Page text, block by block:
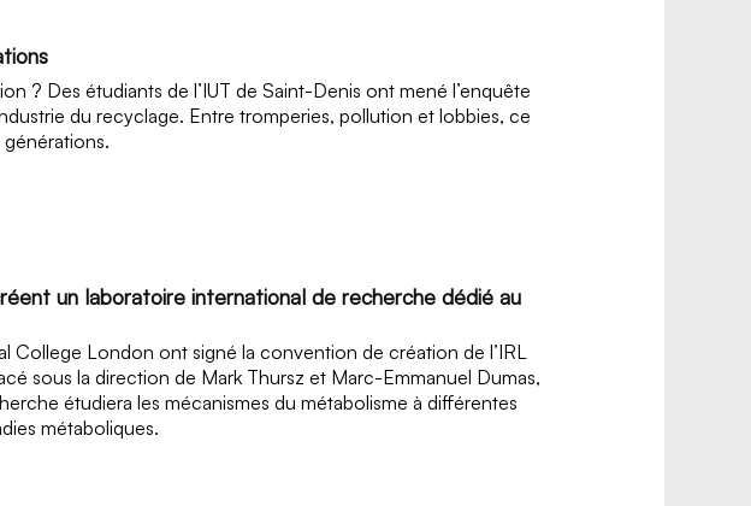
? Des étudiants de l’IUT de Saint-Denis ont mené l’enquête
du recyclage. Entre tromperies, pollution et lobbies, ce
un laboratoire international de recherche dédié au
College London ont signé la convention de création de l’IRL
sous la direction de Mark Thursz et Marc-Emmanuel Dumas,
étudiera les mécanismes du métabolisme à différentes
métaboliques.